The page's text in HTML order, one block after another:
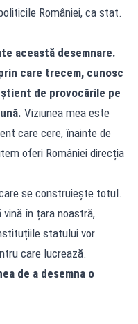
României, ca stat.
această desemnare.
care trecem, cunosc
de provocările pe
Viziunea mea este
care cere, înainte de
oferi României direcția
se construiește totul.
vină în țara noastră,
statului vor
care lucrează.
de a desemna o